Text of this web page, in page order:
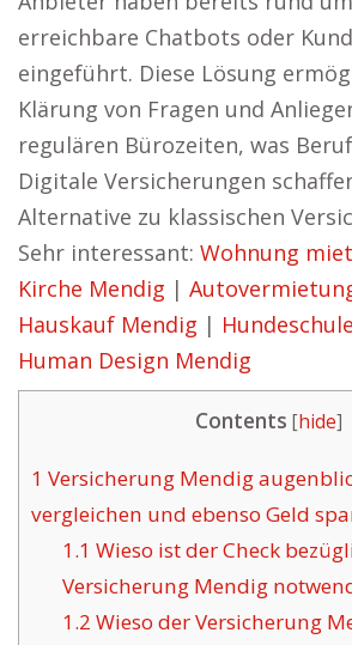
erreichbare Chatbots oder
eingeführt. Diese Lösung
Klärung von Fragen und
regulären Bürozeiten, was
Digitale Versicherungen
Alternative zu klassischen
Sehr interessant: Wohnung
Kirche Mendig |
Hauskauf Mendig |
Human Design Mendig
Contents [hide]
1 Versicherung Mendig
vergleichen und ebenso Geld
1.1 Wieso ist der Check
Versicherung Mendig
1.2 Wieso der Versicherung